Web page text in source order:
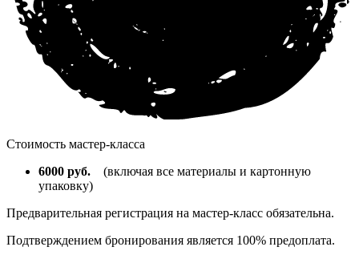
Стоимость мастер-класса
6000 руб.
(включая все материалы и картонную
упаковку)
Предварительная регистрация на мастер-класс обязательна.
Подтверждением бронирования является 100% предоплата.